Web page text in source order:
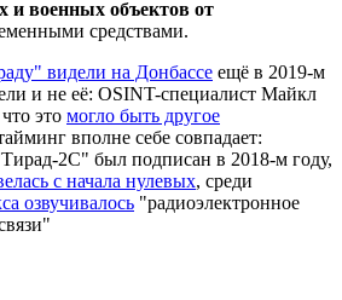
и военных объектов от
средствами.
видели на Донбассе ещё в 2019-м
и не её: OSINT-специалист Майкл
это могло быть другое
вполне себе совпадает:
2С" был подписан в 2018-м году,
с начала нулевых, среди
озвучивалось "радиоэлектронное